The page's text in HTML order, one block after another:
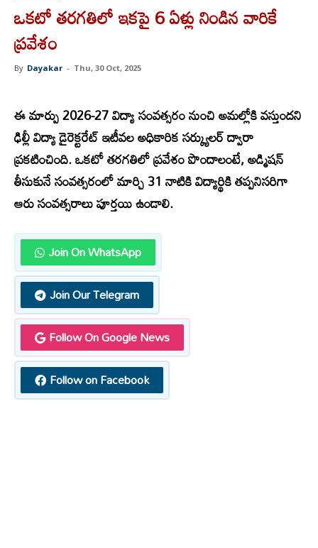
ఒకటో తరగతిలో ఇకపై 6 ఏళ్లు నిండిన వారికే
ప్రవేశం
By Dayakar - Thu, 30 Oct, 2025
ఈమార్పు 2026-27 విద్యా సంవత్సరం నుంచి అమల్లోకి వస్తుందని
ఢిల్లీ విద్యా డైరెక్టరేట్ ఇటీవల అధికారిక సర్క్యులర్ ద్వారా
ప్రకటించింది. ఒకటో తరగతిలో ప్రవేశం పొందాలంటే, అడ్మిషన్
తీసుకునే సంవత్సరంలో మార్చి 31 నాటికి విద్యార్థికి తప్పనిసరిగా
ఆరు సంవత్సరాలు పూర్తయి ఉండాలి.
Join On WhatsApp
Join Our Telegram
Follow On Google News
Follow on Facebook